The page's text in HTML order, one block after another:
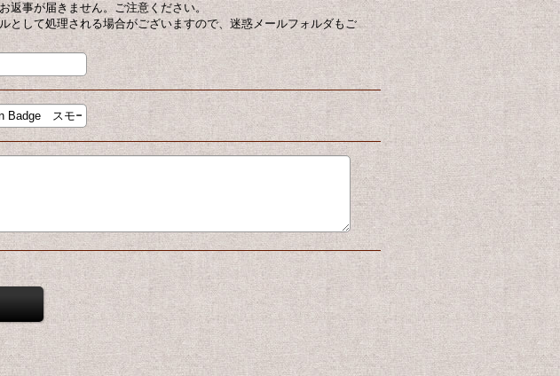
返事が届きません。ご注意ください。
として処理される場合がございますので、迷惑メールフォルダもご